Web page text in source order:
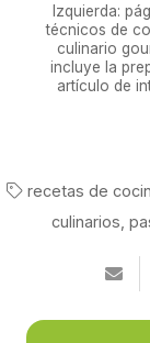
Izquierda:
técnicos de
culinario
incluye la
artículo de
recetas de
culinarios